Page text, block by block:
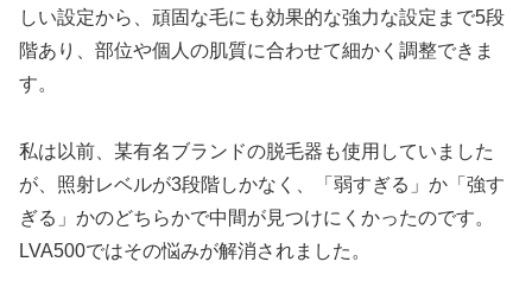
しい設定から、頑固な毛にも効果的な強力な設定まで5段
階あり、部位や個人の肌質に合わせて細かく調整できま
す。
私は以前、某有名ブランドの脱毛器も使用していました
が、照射レベルが3段階しかなく、「弱すぎる」か「強す
ぎる」かのどちらかで中間が見つけにくかったのです。
LVA500ではその悩みが解消されました。